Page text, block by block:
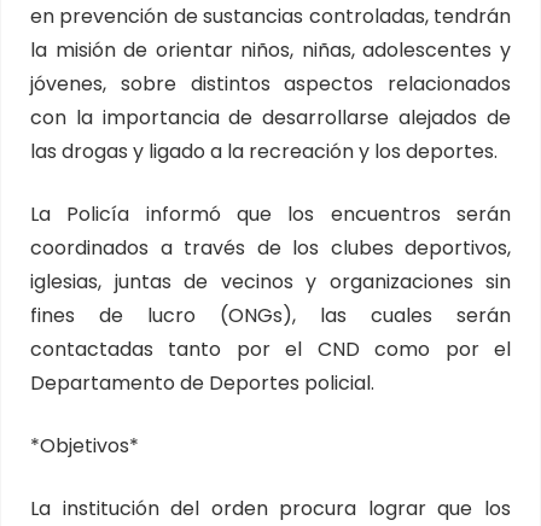
en prevención de sustancias controladas, tendrán
la misión de orientar niños, niñas, adolescentes y
jóvenes, sobre distintos aspectos relacionados
con la importancia de desarrollarse alejados de
las drogas y ligado a la recreación y los deportes.
La Policía informó que los encuentros serán
coordinados a través de los clubes deportivos,
iglesias, juntas de vecinos y organizaciones sin
fines de lucro (ONGs), las cuales serán
contactadas tanto por el CND como por el
Departamento de Deportes policial.
*Objetivos*
La institución del orden procura lograr que los